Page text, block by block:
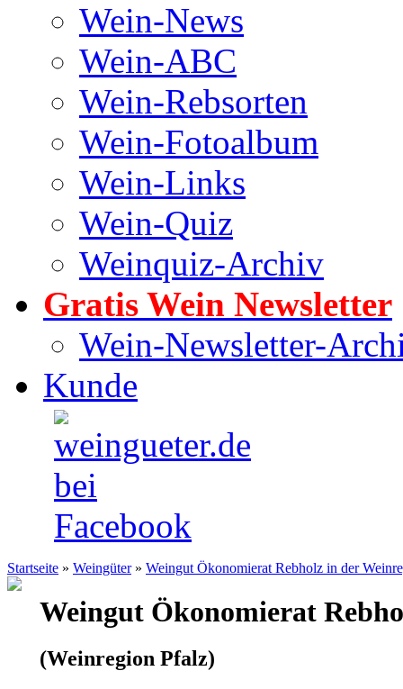
Wein-News
Wein-ABC
Wein-Rebsorten
Wein-Fotoalbum
Wein-Links
Wein-Quiz
Weinquiz-Archiv
Gratis Wein Newsletter
Wein-Newsletter-
Kunde
Startseite » Weingüter » Weingut Ökonomierat Rebholz in der
Weingut Ökonomierat
(Weinregion Pfalz)